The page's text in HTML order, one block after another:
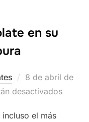
en su
Publicado
el
8 de abril de
desactivados
el más